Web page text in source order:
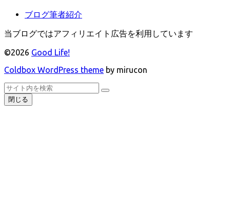
ブログ筆者紹介
当ブログではアフィリエイト広告を利用しています
©2026 Good Life!
Coldbox WordPress theme by mirucon
ト
ッ
プ
検
索
検
閉じる